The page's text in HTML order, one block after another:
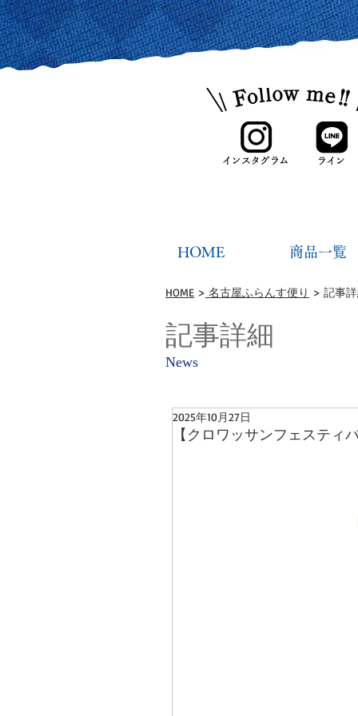
HOME 商品一覧
HOME > 名古屋ふらんす便り > 記事
記事詳細
News
【クロワッサンフェスティ
2025年10月27日